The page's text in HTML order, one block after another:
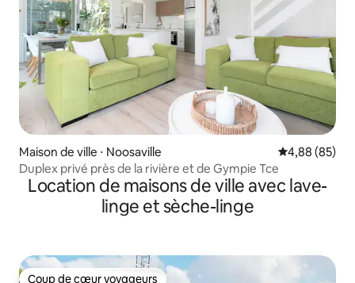
Maison de ville ⋅ Noosaville Évaluation
4,88 (85)
Duplex privé près de la rivière et de Gympie Tce
Location de maisons de ville avec lave-
linge et sèche-linge
Coup de cœur voyageurs